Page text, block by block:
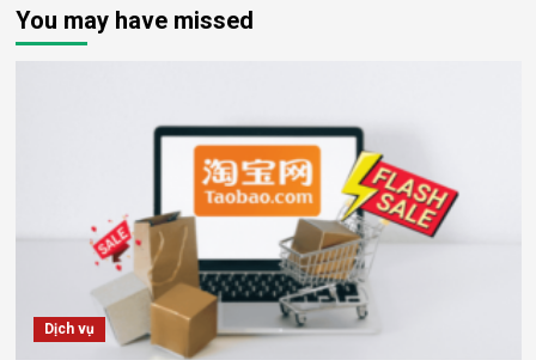
You may have missed
Dịch vụ